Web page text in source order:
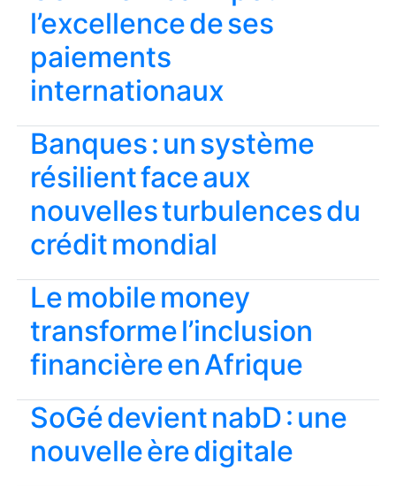
l’excellence de ses
paiements
internationaux
Banques : un système
résilient face aux
nouvelles turbulences du
crédit mondial
Le mobile money
transforme l’inclusion
financière en Afrique
SoGé devient nabD : une
nouvelle ère digitale